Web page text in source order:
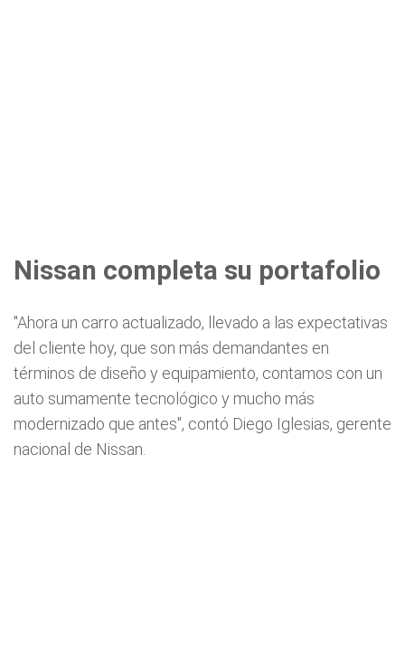
Nissan completa su portafolio
"Ahora un carro actualizado, llevado a las expectativas
del cliente hoy, que son más demandantes en
términos de diseño y equipamiento, contamos con un
auto sumamente tecnológico y mucho más
modernizado que antes", contó Diego Iglesias, gerente
nacional de Nissan.